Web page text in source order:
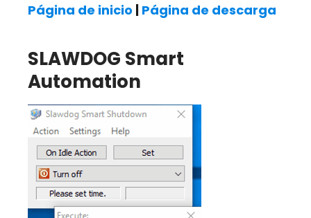
Página de inicio | Página de descarga
SLAWDOG Smart
Automation